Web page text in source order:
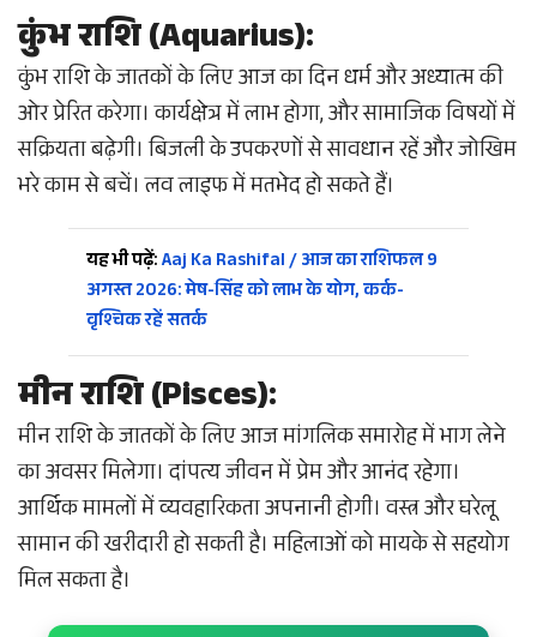
कुंभ राशि (Aquarius):
कुंभ राशि के जातकों के लिए आज का दिन धर्म और अध्यात्म की
ओर प्रेरित करेगा। कार्यक्षेत्र में लाभ होगा, और सामाजिक विषयों में
सक्रियता बढ़ेगी। बिजली के उपकरणों से सावधान रहें और जोखिम
भरे काम से बचें। लव लाइफ में मतभेद हो सकते हैं।
यह भी पढ़ें:Aaj Ka Rashifal / आज का राशिफल 9
अगस्त 2026: मेष-सिंह को लाभ के योग, कर्क-
वृश्चिक रहें सतर्क
मीन राशि (Pisces):
मीन राशि के जातकों के लिए आज मांगलिक समारोह में भाग लेने
का अवसर मिलेगा। दांपत्य जीवन में प्रेम और आनंद रहेगा।
आर्थिक मामलों में व्यवहारिकता अपनानी होगी। वस्त्र और घरेलू
सामान की खरीदारी हो सकती है। महिलाओं को मायके से सहयोग
मिल सकता है।